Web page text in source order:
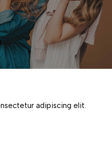
adipiscing elit.